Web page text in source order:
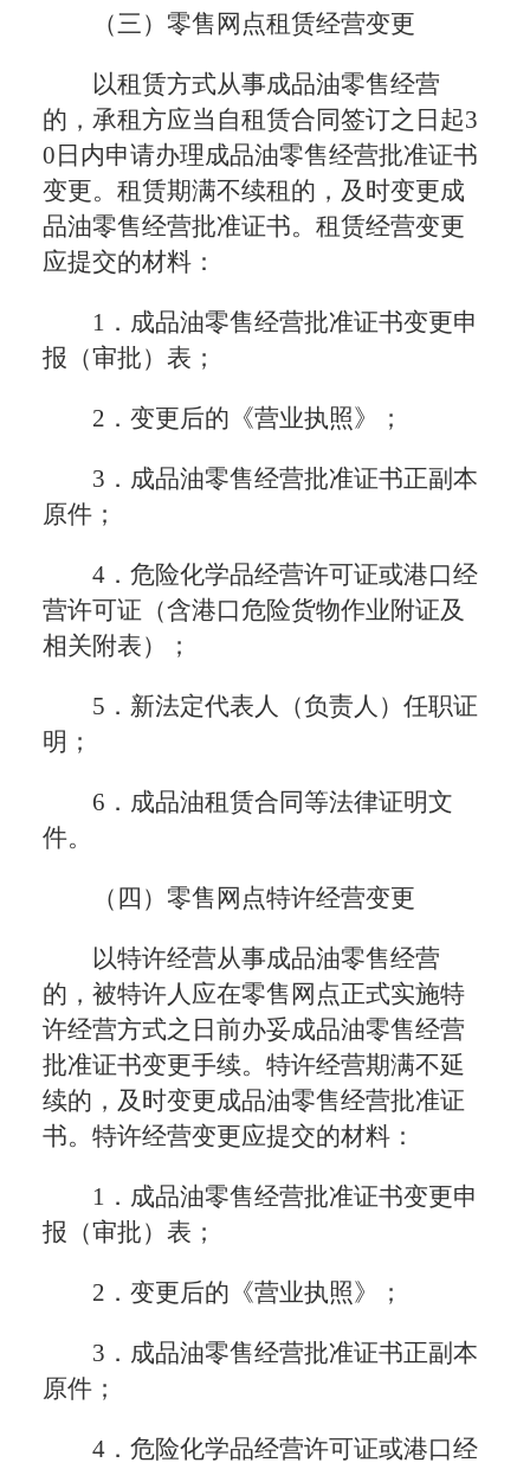
（三）零售网点租赁经营变更
以租赁方式从事成品油零售经营
的，承租方应当自租赁合同签订之日起3
0日内申请办理成品油零售经营批准证书
变更。租赁期满不续租的，及时变更成
品油零售经营批准证书。租赁经营变更
应提交的材料：
1．成品油零售经营批准证书变更申
报（审批）表；
2．变更后的《营业执照》；
3．成品油零售经营批准证书正副本
原件；
4．危险化学品经营许可证或港口经
营许可证（含港口危险货物作业附证及
相关附表）；
5．新法定代表人（负责人）任职证
明；
6．成品油租赁合同等法律证明文
件。
（四）零售网点特许经营变更
以特许经营从事成品油零售经营
的，被特许人应在零售网点正式实施特
许经营方式之日前办妥成品油零售经营
批准证书变更手续。特许经营期满不延
续的，及时变更成品油零售经营批准证
书。特许经营变更应提交的材料：
1．成品油零售经营批准证书变更申
报（审批）表；
2．变更后的《营业执照》；
3．成品油零售经营批准证书正副本
原件；
4．危险化学品经营许可证或港口经